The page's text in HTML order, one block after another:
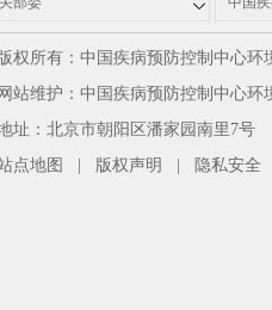
权所有：中国疾病预防控制中心环
网站维护：中国疾病预防控制中心
址：北京市朝阳区潘家园南里7号
点地图
版权声明 隐私安全